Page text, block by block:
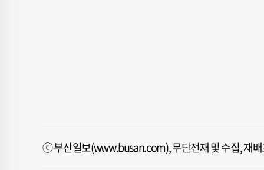
ⓒ 부산일보(www.busan.com), 무단전재 및 수집, 재